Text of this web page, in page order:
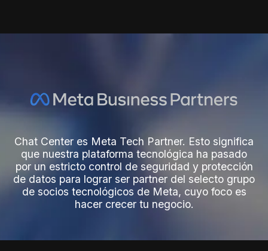
Chat Center es Meta Tech Partner. Esto significa
que nuestra plataforma tecnológica ha pasado
por un estricto control de seguridad y protección
de datos para lograr ser partner del selecto grupo
de socios tecnológicos de Meta, cuyo foco es
hacer crecer tu negocio.